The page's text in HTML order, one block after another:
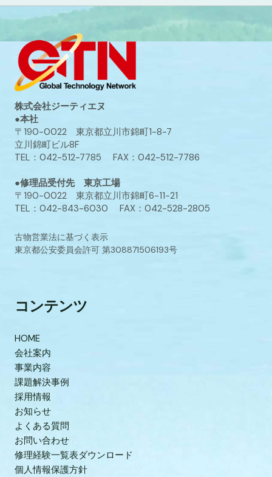
株式会社ジーティエヌ
●本社
〒190-0022 東京都立川市錦町1-8-7
立川錦町ビル8F
TEL：042-512-7785 FAX：042-512-7786
●修理品受付先 東京工場
〒190-0022 東京都立川市錦町6-11-21
TEL：042-843-6030 FAX：042-528-2805
古物営業法に基づく表示
東京都公安委員会許可 第308871506193号
コンテンツ
HOME
会社案内
事業内容
課題解決事例
採用情報
お知らせ
よくある質問
お問い合わせ
修理経験一覧表ダウンロード
個人情報保護方針